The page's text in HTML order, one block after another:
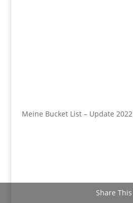
Meine Bucket List – Update 2022
Share This